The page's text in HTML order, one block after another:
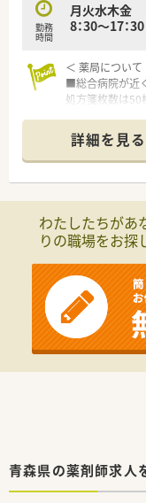
勤務
時間
月火水木金
8：30～17：
＜ 薬局について
■総合病院が近
処方箋枚数は50
■薬剤師は3名
がら業務を進め
＜ 企業について
■経営ノウハウ
る機会があるた
＜ 転居を伴う
■青森県青森市
地元の方、Iター
■様々な年代層
環境です。
★転居の心配な
★将来管理薬剤
詳細を見る
わたしたちがあ
りの職場をお探
青森県の薬剤師求人